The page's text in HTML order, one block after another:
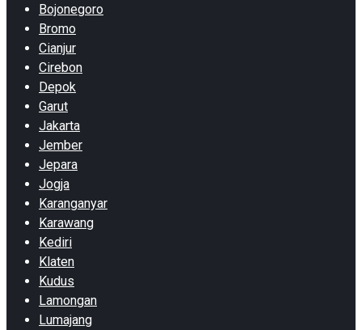
Bojonegoro
Bromo
Cianjur
Cirebon
Depok
Garut
Jakarta
Jember
Jepara
Jogja
Karanganyar
Karawang
Kediri
Klaten
Kudus
Lamongan
Lumajang